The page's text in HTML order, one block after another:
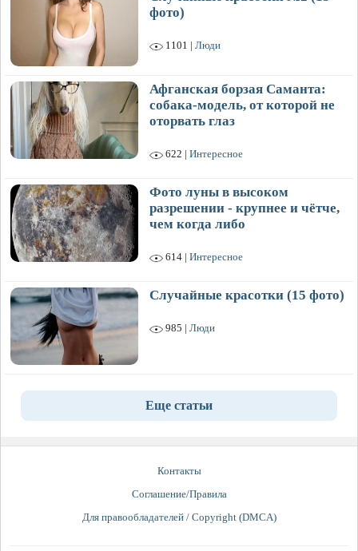
фото)
1101 | Люди
Афганская борзая Саманта:
собака-модель, от которой не
оторвать глаз
622 | Интересное
Фото луны в высоком
разрешении - крупнее и чётче,
чем когда либо
614 | Интересное
Случайные красотки (15 фото)
985 | Люди
Еще статьи
Контакты
Соглашение/Правила
Для правообладателей / Copyright (DMCA)